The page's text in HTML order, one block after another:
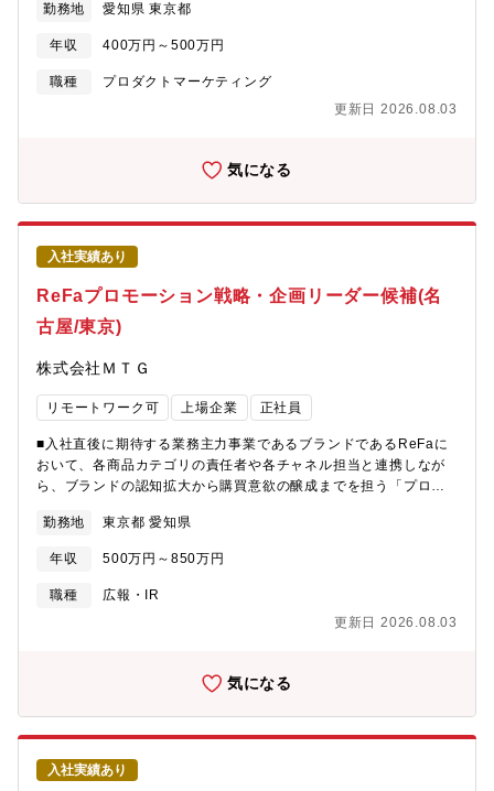
的には商品企画や事業企画にも挑戦いただけます。美容やヘルス
ケア領域で培った経験を活かしながら、「売る側」ではなく「サ
ービスや仕組みを創る側」としてキャリアを広げていきたい方を
歓迎します。【具体的な業務内容】(1)販促・マーケティング企
ントや展示会の企画運営(2)営業支援・導入推進・営業部門と連携
事業企画サポート・市場調査、競合分析・商品企画や新規サービ
ス企画のサポート・事業推進プロジェクトへの参画【このポジシ
ョンの魅力】・企画未経験から商品企画や事業企画に挑戦できま
す・美容業界で培った知識や経験を、本部企画職として活かすこ
とができます・ReFaブランドの新しいサービスづくりに携われま
す・将来的には商品企画、事業企画、ブランド企画など幅広いキ
ャリア形成が可能です配属先について【Smart Plan事業本部の
MISSION】当部は、「Smart Plan」を中心とした新たな事業モデ
ルの企画・推進を担い、「ReFa ULTRA FINE BUBBLE
画、サービス設計、導入推進、運用支援までを一貫して担当して
います。私たちは単なる機器販売ではなく、「三方よし」の考え
方のもと、事業者が初期投資や導入リスクを抑えながらワンラン
足や業界全体の発展につなげることを目指しています。【組織構
成】9名（男性：6名 女性：3名）現行メンバーのバックグラウン
ド・大手メーカーの企画責任者・大手小売りチェーンの新規推進
事業責任者・ベンチャー企業の事業企画推進担当者・美容師・製
がら、美容サロンをはじめとするプロの方々により広くご利用い
勤務地 愛知県 東京都
年収 400万円～500万円
職種
プロダクトマーケティング
更新日 2026.08.03
気になる
入社実績あり
ReFaプロモーション戦略・企画リーダー候補(名
古屋/東京)
株式会社ＭＴＧ
リモートワーク可 上場企業 正社員
■入社直後に期待する業務主力事業であるブランドであるReFaに
おいて、各商品カテゴリの責任者や各チャネル担当と連携しなが
ら、ブランドの認知拡大から購買意欲の醸成までを担う「プロモ
一の手法にとらわれず、PR、マス広告、デジタル、インフルエン
サー施策などを複合的に組み合わせ、投資対効果を最大化するコ
ミュニケーションプランを描いていただくことを期待していま
す。【具体的な業務内容】・プロモーション全体の戦略立案
ンチおよび既存商品のリブランディングにおけるコミュニケーシ
リース、発表会など）・広告代理店や制作会社へのディレクショ
ンおよびパートナーシップ管理・施策実施後の効果検証とネクス
トアクションの策定※デジタルプロモーション単体、PR単体では
なく、これらを統合したプランニングが求められます。※実務
（広告運用やクリエイティブ制作）はパートナー企業と連携する
ため、社内では「企画・戦略・ディレクション・PM」に注力いた
勤務地 東京都 愛知県
年収 500万円～850万円
職種
広報・IR
更新日 2026.08.03
気になる
入社実績あり